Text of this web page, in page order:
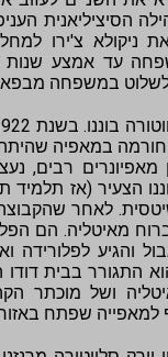
הסיציליאנית
3, מינה מגדינו את
עד אמצע שנות
במשפחה
חורמה במאפיה
מאפיונרים רבים,
הצעיר (אז תלמיד
לאחר
מאיטליה. הם
והגיע לפלורידה
שם הוא התגורר
ושל מוכתר
למאפייה שפתח